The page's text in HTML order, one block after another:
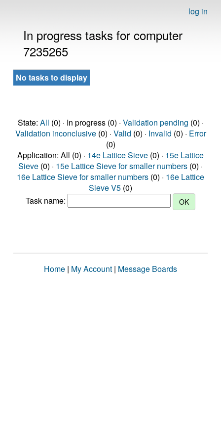
log in
In progress tasks for computer
7235265
No tasks to display
State: All (0) · In progress (0) · Validation pending (0) ·
Validation inconclusive(0) · Valid (0) · Invalid (0) · Error
(0)
Application: All (0) · 14e Lattice Sieve (0) · 15e Lattice
Sieve (0) · 15e Lattice Sieve for smaller numbers (0) ·
16e Lattice Sieve for smaller numbers (0) · 16e Lattice
Sieve V5 (0)
Task name:
Home | My Account | Message Boards